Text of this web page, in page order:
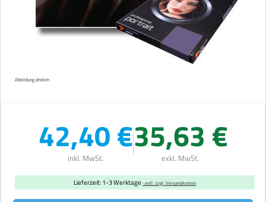
Abbildung ähnlich
42,40 €
inkl. MwSt.
35,63 €
exkl. MwSt.
Lieferzeit: 1-3 Werktage · evtl. zzgl. Versandkosten